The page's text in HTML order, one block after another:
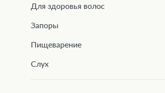
Для здоровья волос
Запоры
Пищеварение
Слух